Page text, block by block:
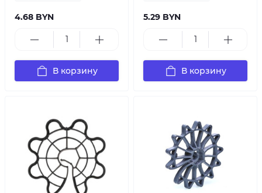
4.68 BYN
В корзину
5.29 BYN
В корзину